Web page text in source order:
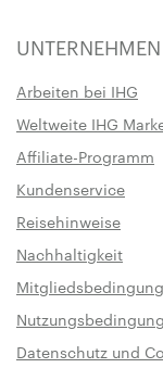
UNTERNEHMEN
Arbeiten bei IHG
Weltweite IHG
Affiliate-Programm
Kundenservice
Reisehinweise
Nachhaltigkeit
Datenschutz und